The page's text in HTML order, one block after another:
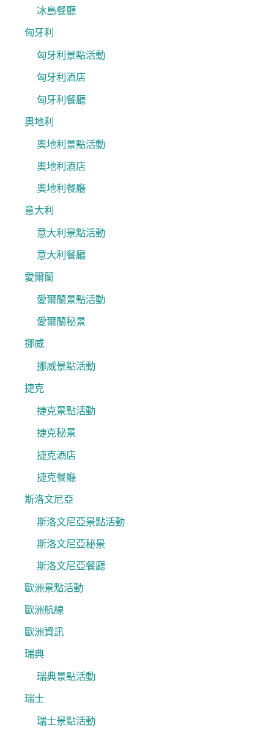
冰島餐廳
匈牙利
匈牙利景點活動
匈牙利酒店
匈牙利餐廳
奧地利
奧地利景點活動
奧地利酒店
奧地利餐廳
意大利
意大利景點活動
意大利餐廳
愛爾蘭
愛爾蘭景點活動
愛爾蘭秘景
挪威
挪威景點活動
捷克
捷克景點活動
捷克秘景
捷克酒店
捷克餐廳
斯洛文尼亞
斯洛文尼亞景點活動
斯洛文尼亞秘景
斯洛文尼亞餐廳
歐洲景點活動
歐洲航線
歐洲資訊
瑞典
瑞典景點活動
瑞士
瑞士景點活動